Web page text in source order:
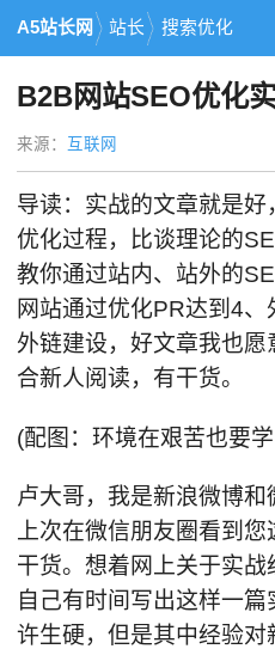
A5站长网 站长 搜索优化
B2B网站SEO优化
来源： 互联网
导读：实战的文章就是
优化过程，比谈理论的
教你通过站内、站外的
网站通过优化PR达到4
外链建设，好文章我也
合新人阅读，有干货。
(配图：环境在艰苦也要
卢大哥，我是新浪微博和
上次在微信朋友圈看到
干货。想着网上关于实
自己有时间写出这样一
许生硬，但是其中经验对